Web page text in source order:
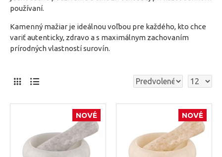
používaní.
Kamenný mažiar je ideálnou voľbou pre každého, kto chce
variť autenticky, zdravo a s maximálnym zachovaním
prírodných vlastností surovín.
NOVÉ NOVÉ